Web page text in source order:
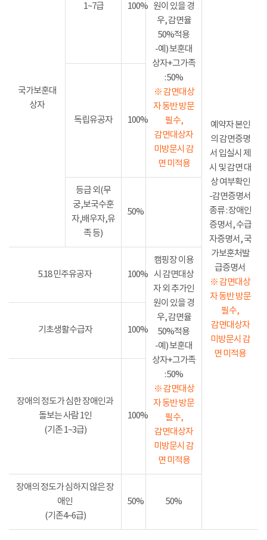
국가보훈대
상자
1~7급 100% 원이 있을 경
우, 감면율
50%적용
-예) 보훈대
상자+그가족
: 50%
※ 감면대상
자 동반 방문
필수,
감면대상자
미방문시 감
면 미적용
예약자 본인
의 감면증명
서 입실시 제
시 및 감면 대
상 여부확인
-감면증명서
종류 : 장애인
증명서, 수급
자증명서, 국
가보훈처발
급증명서
※ 감면대상
자 동반 방문
필수,
감면대상자
미방문시 감
면 미적용
독립유공자 100%
등급 외(무
궁,보국수훈
자,배우자,유
족 등)
50%
5.18 민주유공자 100%
캠핑장 이용
시 감면대상
자 외 추가인
원이 있을 경
우, 감면율
50%적용
-예) 보훈대
상자+그가족
: 50%
※ 감면대상
자 동반 방문
필수,
감면대상자
미방문시 감
면 미적용
기초생활수급자 100%
장애의 정도가 심한 장애인과
돌보는 사람 1인
(기존 1~3급)
100%
장애의 정도가 심하지 않은 장
애인
(기존4~6급)
50% 50%